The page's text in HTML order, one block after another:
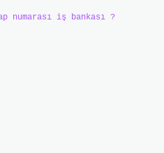
numarası iş bankası ?